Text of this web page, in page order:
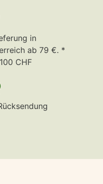
in
ab 79 €. *
CHF